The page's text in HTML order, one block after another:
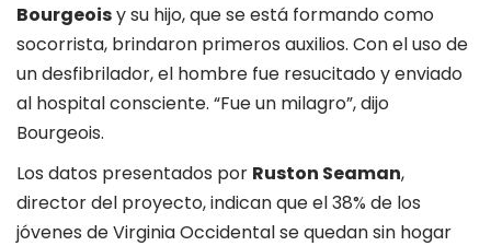
Bourgeoisy su hijo, que se está formando como
socorrista, brindaron primeros auxilios. Con el uso de
un desfibrilador, el hombre fue resucitado y enviado
al hospital consciente. “Fue un milagro”, dijo
Bourgeois.
Los datos presentados por Ruston Seaman,
director del proyecto, indican que el 38% de los
jóvenes de Virginia Occidental se quedan sin hogar